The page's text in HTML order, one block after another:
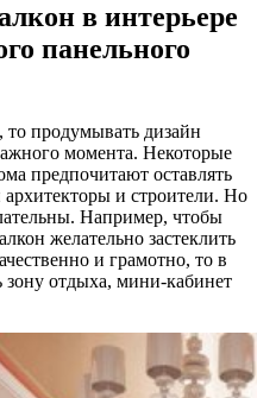
в интерьере
панельного
то продумывать дизайн
момента. Некоторые
предпочитают оставлять
архитекторы и строители. Но
Например, чтобы
желательно застеклить
и грамотно, то в
зону отдыха, мини-кабинет